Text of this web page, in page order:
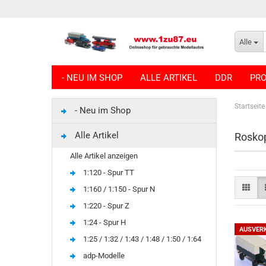
Alle
- NEU IM SHOP ALLE ARTIKEL DDR
Startseite
- Neu im Shop
Alle Artikel
Alle Artikel anzeigen
1:120 - Spur TT
1:160 / 1:150 - Spur N
1:220 - Spur Z
1:24 - Spur H
1:25 / 1:32 / 1:43 / 1:48 / 1:50 / 1:64
adp-Modelle